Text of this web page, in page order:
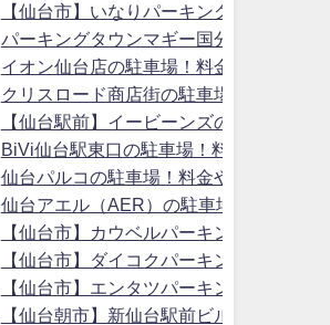
【仙台市】いなりパーキング！料金や提
パーキングタウンマギー国分町！料金や
イオン仙台店の駐車場！料金や提携先の
クリスロード商店街の駐車場！料金や提
【仙台駅前】イービーンズの駐車場！
BiVi仙台駅東口の駐車場！料金や提携先
仙台パルコの駐車場！料金や提携先の無
仙台アエル（AER）の駐車場！料金や提
【仙台市】カウベルパーキング！料金や
【仙台市】ダイコクパーキング！料金や
【仙台市】エンタツパーキング！料金や
【仙台朝市】新仙台駅前ビル駐車場！